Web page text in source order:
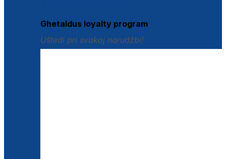
Ghetaldus loyalty program
Uštedi pri svakoj narudžbi!